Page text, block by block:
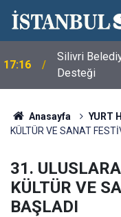
17:16
Silivri
Desteği
Anasayfa YURT
KÜLTÜR VE SANAT
31.
KÜLTÜR VE
BAŞLADI